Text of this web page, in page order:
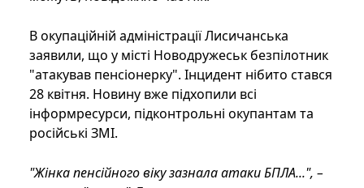
В окупаційній адміністрації Лисичанська
заявили, що у місті Новодружеськ безпілотник
"атакував пенсіонерку". Інцидент нібито стався
28 квітня. Новину вже підхопили всі
інформресурси, підконтрольні окупантам та
російські ЗМІ.
"Жінка пенсійного віку зазнала атаки БПЛА...", –